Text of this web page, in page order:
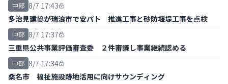
中部 8/7 17:43
多治見建協が瑞浪市で安パト 推進工事と砂防堰堤工事を点検
中部 8/7 17:37
三重県公共事業評価審査委 ２件審議し事業継続認める
中部 8/7 17:34
桑名市 福祉施設跡地活用に向けサウンディング